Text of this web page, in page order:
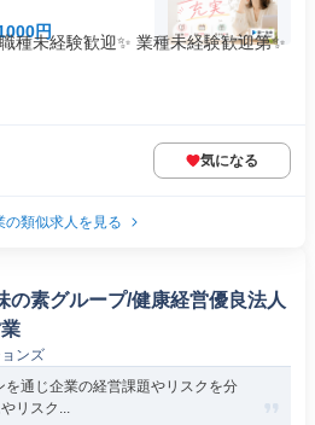
円
種未経験歓迎✨ 業種未経験歓迎第✨
気になる
の類似求人を見る
の素グループ/健康経営優良法人
ンズ
通じ企業の経営課題やリスクを分
リスク...